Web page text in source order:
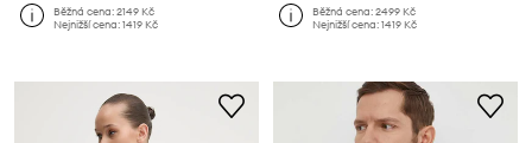
Běžná cena:2149 Kč
Nejnižší cena:1419 Kč
Běžná cena:2499 Kč
Nejnižší cena:1419 Kč